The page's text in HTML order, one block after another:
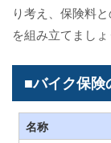
り考え、保険料
を組み立てましょ
■バイク保険
名称